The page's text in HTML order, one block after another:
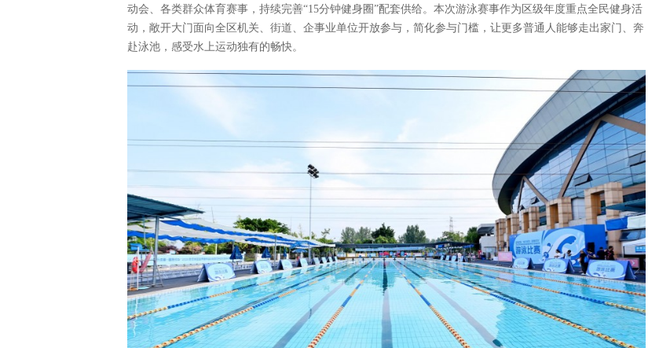
动会、各类群众体育赛事，持续完善“15分钟健身圈”配套供给。本次游泳赛事作为区级年度重点全民健身活
动，敞开大门面向全区机关、街道、企事业单位开放参与，简化参与门槛，让更多普通人能够走出家门、奔
赴泳池，感受水上运动独有的畅快。